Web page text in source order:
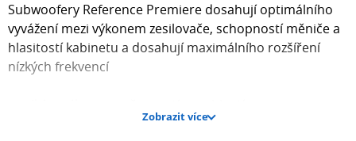
Subwoofery Reference Premiere dosahují optimálního
vyvážení mezi výkonem zesilovače, schopností měniče a
hlasitostí kabinetu a dosahují maximálního rozšíření
nízkých frekvencí
Zobrazit více